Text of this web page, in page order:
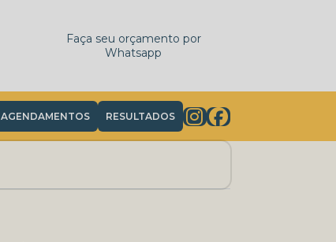
Faça seu orçamento por
Whatsapp
AGENDAMENTOS RESULTADOS